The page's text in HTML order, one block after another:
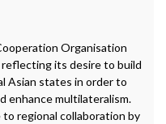
Organisation
reflecting its desire to build
Asian states in order to
enhance multilateralism.
regional collaboration by